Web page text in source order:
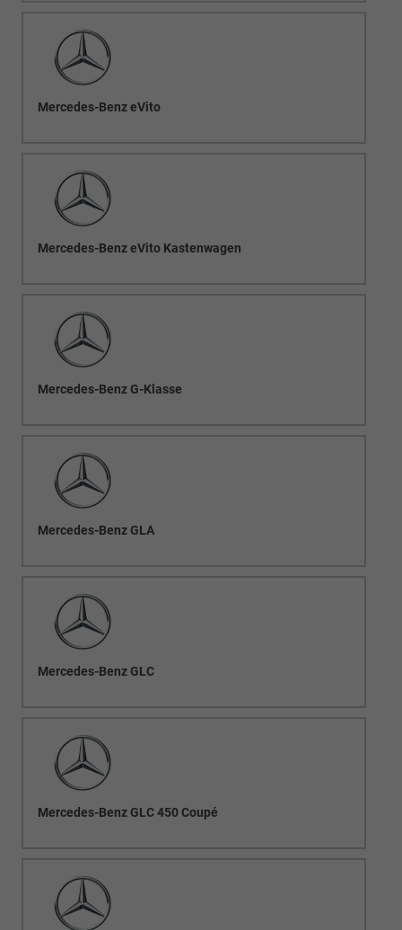
Mercedes-Benz eVito
Mercedes-Benz eVito Kastenwagen
Mercedes-Benz G-Klasse
Mercedes-Benz GLA
Mercedes-Benz GLC
Mercedes-Benz GLC 450 Coupé